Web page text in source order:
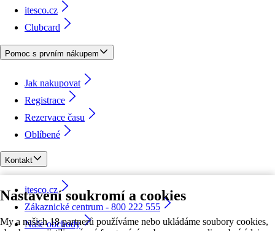
Nastavení soukromí a cookies
My a našich 18 partnerů používáme nebo ukládáme soubory cookies,
itesco.cz
Clubcard
Pomoc s prvním nákupem
Jak nakupovat
Registrace
Rezervace času
Oblíbené
Kontakt
itesco.cz
Zákaznické centrum - 800 222 555
Naše obchody